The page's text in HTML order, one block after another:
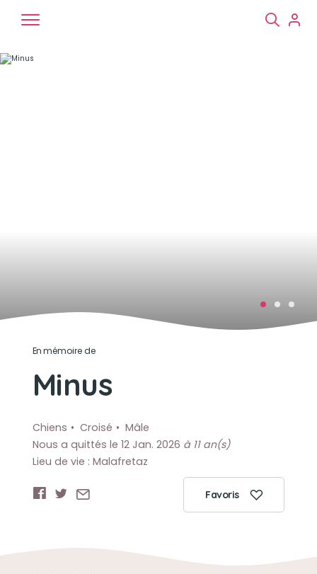
En mémoire de
Minus
Chiens Croisé
Mâle
Nous a quittés le 12 Jan. 2026 à 11 an(s)
Lieu de vie : Malafretaz
Favoris